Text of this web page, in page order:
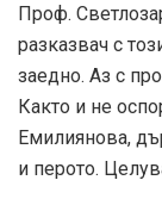
Проф.
разказвач с
заедно. Аз с
Както и не
Емилиянова,
и перото.